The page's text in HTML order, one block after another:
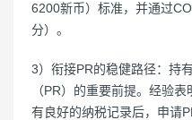
6200新币）标准，并通过
分）。
3）衔接PR的稳健路径：持
（PR）的重要前提。经验
有良好的纳税记录后，申请